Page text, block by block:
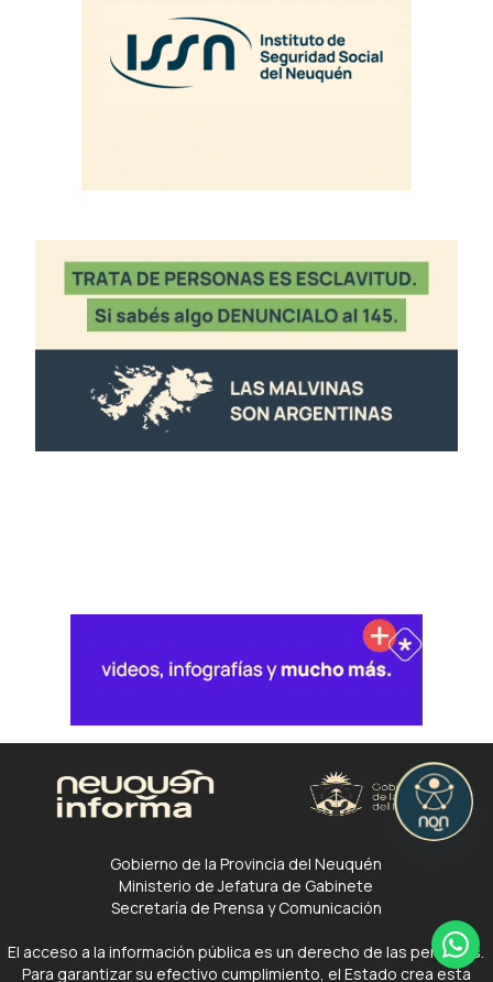
Gobierno de la Provincia del Neuquén
Ministerio de Jefatura de Gabinete
Secretaría de Prensa y Comunicación
El acceso a la información pública es un derecho de las personas.
Para garantizar su efectivo cumplimiento, el Estado crea esta